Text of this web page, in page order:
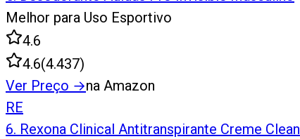
Melhor para Uso Esportivo
4.6
4.6(4.437)
Ver Preço →na Amazon
RE
6. Rexona Clinical Antitranspirante Creme Clean